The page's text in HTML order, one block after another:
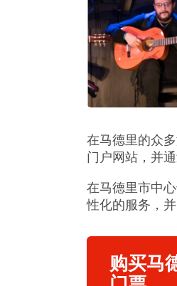
在马德里的众
门户网站，并
在马德里市中
性化的服务，
购买马